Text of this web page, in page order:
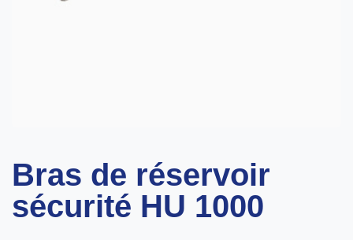
Bras de réservoir
sécurité HU 1000